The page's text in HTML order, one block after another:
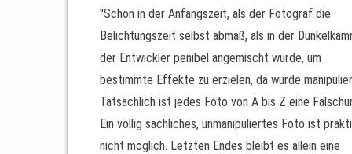
"Schon in der Anfangszeit, als der Fotograf die
Belichtungszeit selbst abmaß, als in der
der Entwickler penibel angemischt wurde, um
bestimmte Effekte zu erzielen, da wurde
Tatsächlich ist jedes Foto von A bis Z eine
Ein völlig sachliches, unmanipuliertes Foto ist
nicht möglich. Letzten Endes bleibt es allein eine